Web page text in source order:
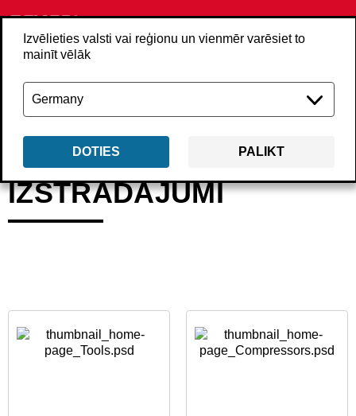
Izvēlieties valsti vai reģionu un vienmēr varēsiet to
mainīt vēlāk
DOTIES PALIKT
Atpakaļ Izstrādājumi
IZSTRĀDĀJUMI